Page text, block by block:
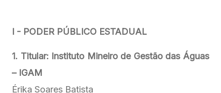
I - PODER PÚBLICO ESTADUAL
1. Titular: Instituto Mineiro de Gestão das Águas
– IGAM
Érika Soares Batista